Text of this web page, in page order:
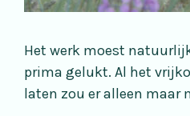
Het werk moest
prima gelukt. Al het
laten zou er alleen maar